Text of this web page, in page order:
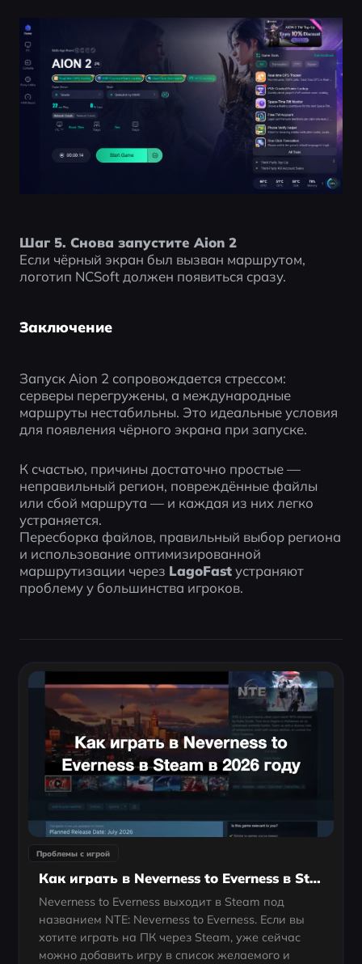
Шаг 5. Снова запустите Aion 2
Если чёрный экран был вызван маршрутом,
логотип NCSoft должен появиться сразу.
Заключение
Запуск Aion 2 сопровождается стрессом:
серверы перегружены, а международные
маршруты нестабильны. Это идеальные условия
для появления чёрного экрана при запуске.
К счастью, причины достаточно простые —
неправильный регион, повреждённые файлы
или сбой маршрута — и каждая из них легко
устраняется.
Пересборка файлов, правильный выбор региона
и использование оптимизированной
маршрутизации через LagoFast устраняют
проблему у большинства игроков.
Проблемы с игрой
Как играть в Neverness to Everness в Steam в 2026 году
Neverness to Everness выходит в Steam под
названием NTE: Neverness to Everness. Если вы
хотите играть на ПК через Steam, уже сейчас
можно добавить игру в список желаемого и